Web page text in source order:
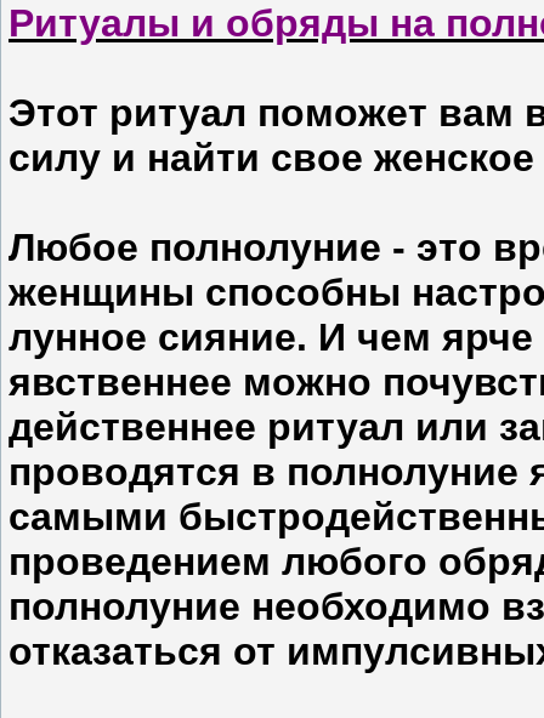
Ритуалы и обряды на
Этот ритуал поможет вам
силу и найти свое
Любое полнолуние - это
женщины способны
лунное сияние. И чем
явственнее можно
действеннее ритуал или
проводятся в
самыми
проведением любого
полнолуние необходимо
отказаться от